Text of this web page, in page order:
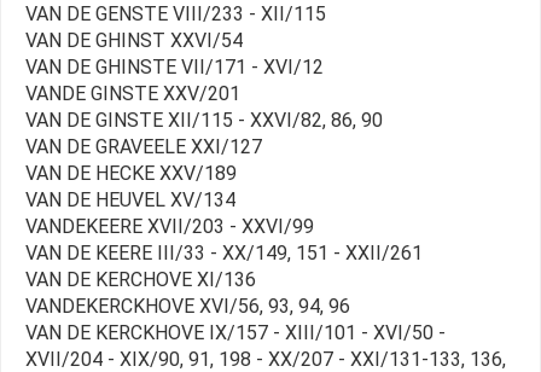
VAN DE GENSTE VIII/233 - XII/115
VAN DE GHINST XXVI/54
VAN DE GHINSTE VII/171 - XVI/12
VANDE GINSTE XXV/201
VAN DE GINSTE XII/115 - XXVI/82, 86, 90
VAN DE GRAVEELE XXI/127
VAN DE HECKE XXV/189
VAN DE HEUVEL XV/134
VANDEKEERE XVII/203 - XXVI/99
VAN DE KEERE III/33 - XX/149, 151 - XXII/261
VAN DE KERCHOVE XI/136
VANDEKERCKHOVE XVI/56, 93, 94, 96
VAN DE KERCKHOVE IX/157 - XIII/101 - XVI/50 -
XVII/204 - XIX/90, 91, 198 - XX/207 - XXI/131-133, 136,